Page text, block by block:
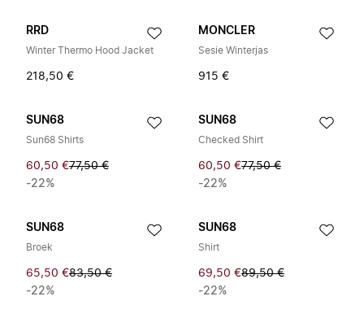
RRD
Winter Thermo Hood Jacket
218,50 €
MONCLER
Sesie Winterjas
915 €
SUN68
Sun68 Shirts
60,50 €77,50 €
-22%
SUN68
Checked Shirt
60,50 €77,50 €
-22%
SUN68
Broek
65,50 €83,50 €
-22%
SUN68
Shirt
69,50 €89,50 €
-22%